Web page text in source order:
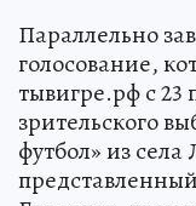
Параллельно
голосование,
тывигре.рф с 23
зрительского
футбол» из